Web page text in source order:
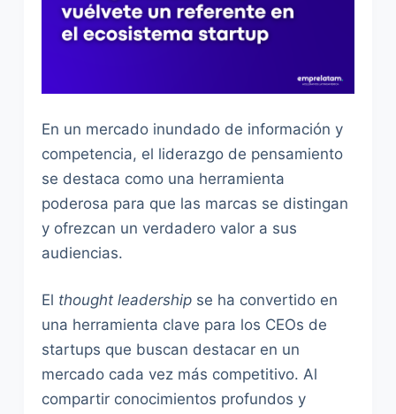
En un mercado inundado de información y
competencia, el liderazgo de pensamiento
se destaca como una herramienta
poderosa para que las marcas se distingan
y ofrezcan un verdadero valor a sus
audiencias.
El thought leadershipse ha convertido en
una herramienta clave para los CEOs de
startups que buscan destacar en un
mercado cada vez más competitivo. Al
compartir conocimientos profundos y